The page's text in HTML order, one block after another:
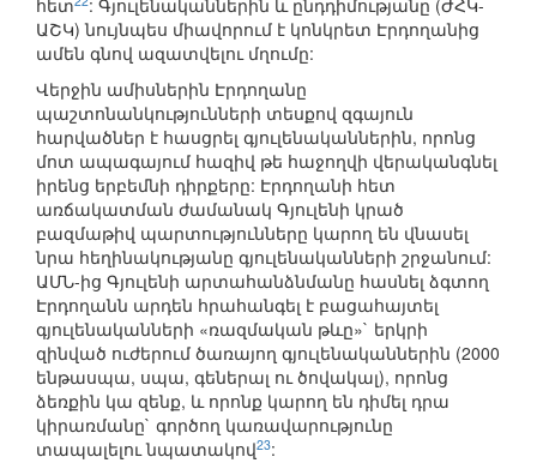
հետ
: Գյուլենականներին և ընդդիմությանը (ԺՀԿ-
ԱՇԿ) նույնպես միավորում է կոնկրետ Էրդողանից
ամեն գնով ազատվելու մղումը:
Վերջին ամիսներին Էրդողանը
պաշտոնանկությունների տեսքով զգայուն
հարվածներ է հասցրել գյուլենականներին, որոնց
մոտ ապագայում հազիվ թե հաջողվի վերականգնել
իրենց երբեմնի դիրքերը: Էրդողանի հետ
առճակատման ժամանակ Գյուլենի կրած
բազմաթիվ պարտությունները կարող են վնասել
նրա հեղինակությանը գյուլենականների շրջանում:
ԱՄՆ-ից Գյուլենի արտահանձնմանը հասնել ձգտող
Էրդողանն արդեն հրահանգել է բացահայտել
գյուլենականների «ռազմական թևը»` երկրի
զինված ուժերում ծառայող գյուլենականներին (2000
ենթասպա, սպա, գեներալ ու ծովակալ), որոնց
ձեռքին կա զենք, և որոնք կարող են դիմել դրա
կիրառմանը` գործող կառավարությունը
տապալելու նպատակով23: